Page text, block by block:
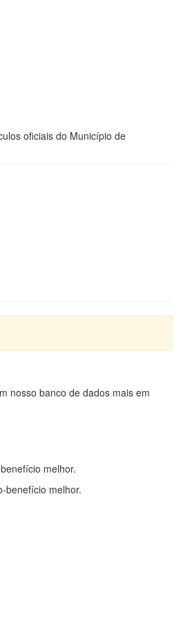
oficiais do Município de
nosso banco de dados mais em
melhor.
benefício melhor.